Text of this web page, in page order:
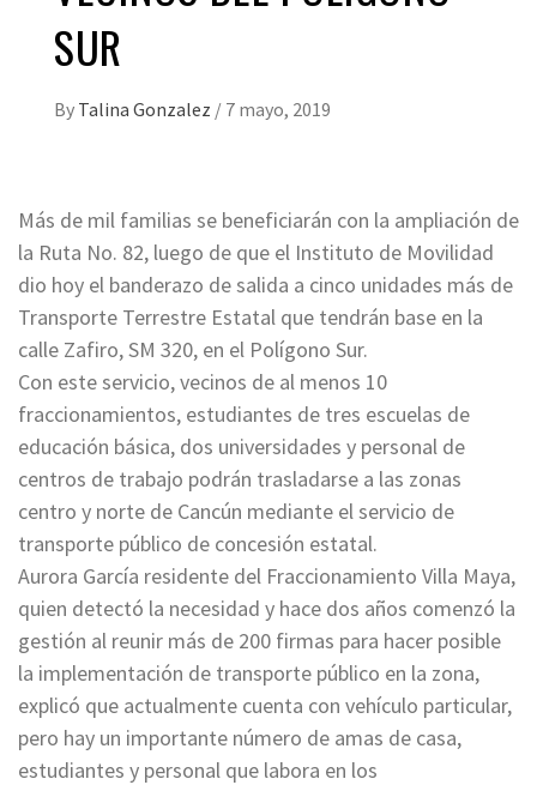
SUR
By Talina Gonzalez / 7 mayo, 2019
Más de mil familias se beneficiarán con la ampliación de
la Ruta No. 82, luego de que el Instituto de Movilidad
dio hoy el banderazo de salida a cinco unidades más de
Transporte Terrestre Estatal que tendrán base en la
calle Zafiro, SM 320, en el Polígono Sur.
Con este servicio, vecinos de al menos 10
fraccionamientos, estudiantes de tres escuelas de
educación básica, dos universidades y personal de
centros de trabajo podrán trasladarse a las zonas
centro y norte de Cancún mediante el servicio de
transporte público de concesión estatal.
Aurora García residente del Fraccionamiento Villa Maya,
quien detectó la necesidad y hace dos años comenzó la
gestión al reunir más de 200 firmas para hacer posible
la implementación de transporte público en la zona,
explicó que actualmente cuenta con vehículo particular,
pero hay un importante número de amas de casa,
estudiantes y personal que labora en los